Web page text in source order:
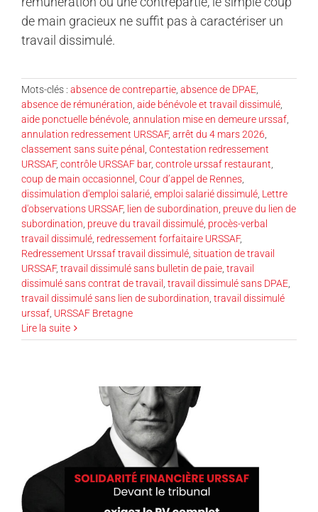
de main gracieux ne suffit pas à caractériser un
travail dissimulé.
Mots-clés : absence de contrepartie, absence de DPAE,
absence de rémunération, aide bénévole et travail dissimulé,
aide ponctuelle bénévole, annulation mise en demeure urssaf,
annulation redressement URSSAF, arrêt du 4 mars 2026,
classement sans suite pénal , Contestation redressement
URSSAF, contrôle URSSAF bar, controle urssaf restaurant,
coup de main occasionnel , Cour d’appel de Rennes,
dissimulation d'emploi salarié, emploi salarié dissimulé, Lettre
d'observations URSSAF, lien de subordination, preuve du lien de
subordination, preuve du travail dissimulé, procès-verbal
travail dissimulé, redressement forfaitaire URSSAF,
Redressement Urssaf travail dissimulé, situation de travail
URSSAF, travail dissimulé sans bulletin de paie, travail
dissimulé sans contrat de travail , travail dissimulé sans DPAE,
travail dissimulé sans lien de subordination, travail dissimulé
urssaf, URSSAF Bretagne
Lire la suite